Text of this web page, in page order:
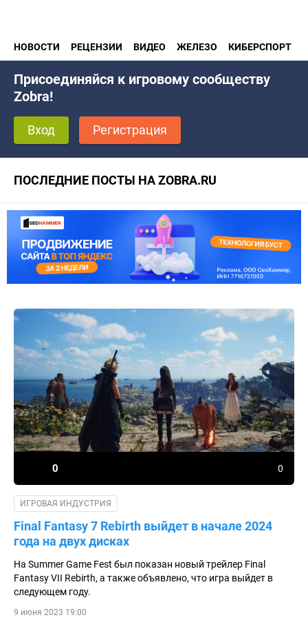
НОВОСТИ РЕЦЕНЗИИ ВИДЕО ЖЕЛЕЗО КИБЕРСПОРТ
Вход Регистрация
Присоединяйся к игровому сообществу
Zobra!
ПОСЛЕДНИЕ ПОСТЫ НА ZOBRA.RU
Final Fantasy 7 Rebirth выйдет в начале 2024
года на двух дисках
ИГРОВАЯ ИНДУСТРИЯ
На Summer Game Fest был показан новый трейлер Final
Fantasy VII Rebirth, а также объявлено, что игра выйдет в
следующем году.
0 0
9 июня 2023 19:00